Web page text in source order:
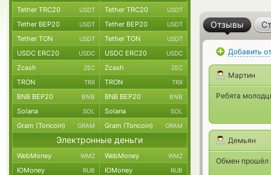
Отзывы
Добавить
Мартин
Ребята
Демьян
Обмен прошёл
Tether TRC20 USDT Tether TRC20 USDT
Tether BEP20 USDT Tether BEP20 USDT
Tether TON USDT Tether TON USDT
USDC ERC20 USDC USDC ERC20 USDC
Zcash ZEC Zcash ZEC
TRON TRX TRON TRX
BNB BEP20 BNB BNB BEP20 BNB
Solana SOL Solana SOL
Gram (Toncoin) GRAM Gram (Toncoin) GRAM
Электронные деньги
WebMoney WMZ WebMoney WMZ
ЮMoney RUB ЮMoney RUB